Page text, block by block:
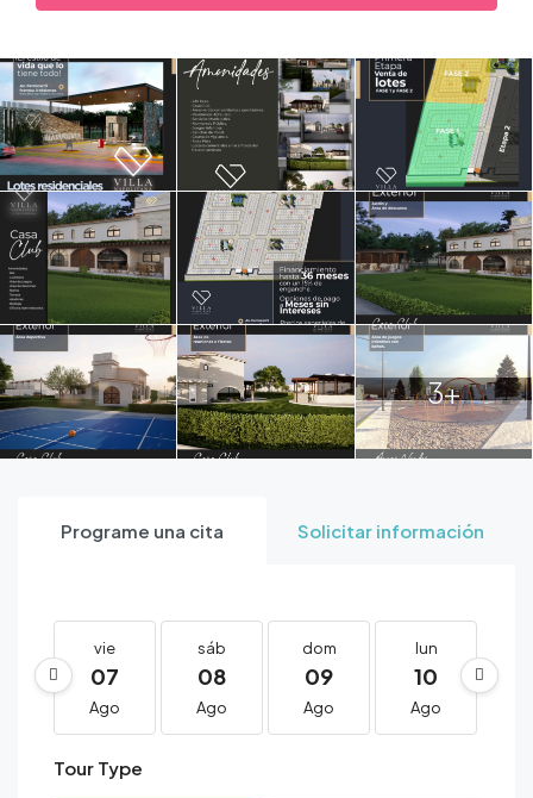
3+
Programe una cita Solicitar información
vie
07
Ago
sáb
08
Ago
dom
09
Ago
lun
10
Ago
Tour Type